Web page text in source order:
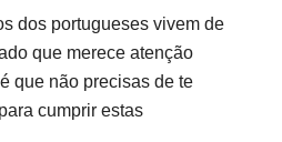
dos portugueses vivem de
que merece atenção
que não precisas de te
cumprir estas